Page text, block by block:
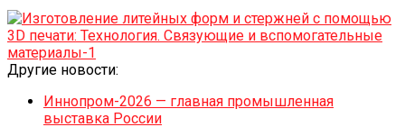
Другие новости:
Иннопром-2026 — главная промышленная
выставка России